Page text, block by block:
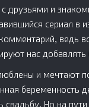
друзьями и
сериал в
ведь
нас
и мечтают
беременность
свадьбу. Но на пути